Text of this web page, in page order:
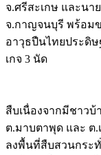
จ.ศรีสะเกษ และนา
จ.กาญจนบุรี พร้อมข
อาวุธปืนไทยประดิษ
เกจ 3 นัด
สืบเนื่องจากมีชาว
ต.มาบตาพุด และ ต.
ลงพื้นที่สืบสวนกระ